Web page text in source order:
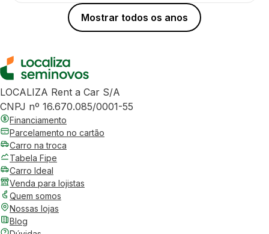
Mostrar todos os anos
LOCALIZA Rent a Car S/A
CNPJ nº 16.670.085/0001-55
Financiamento
Parcelamento no cartão
Carro na troca
Tabela Fipe
Carro Ideal
Venda para lojistas
Quem somos
Nossas lojas
Blog